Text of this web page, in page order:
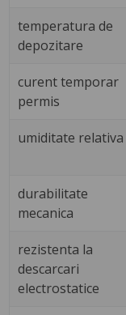
temperatura de
depozitare
curent temporar
permis
umiditate relativa
durabilitate
mecanica
rezistenta la
descarcari
electrostatice